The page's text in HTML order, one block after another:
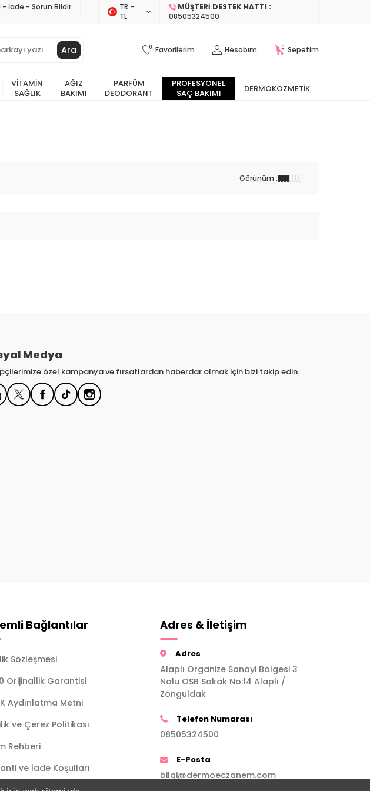
- İade - Sorun Bildir
TR −
TL
MÜŞTERI DESTEK HATTI :
08505324500
Ara 0 Favorilerim Hesabım 0 Sepetim
VITAMIN
SAĞLIK
AĞIZ
BAKIMI
PARFÜM
DEODORANT
PROFESYONEL
SAÇ BAKIMI
DERMOKOZMETIK
Görünüm :
Medya
özel kampanya ve fırsatlardan haberdar olmak için bizi takip edin.
Bağlantılar
Sözleşmesi
Orijinallik Garantisi
Aydınlatma Metni
ve Çerez Politikası
Rehberi
ve İade Koşulları
Adres & İletişim
Adres
Alaplı Organize Sanayi Bölgesi 3
Nolu OSB Sokak No:14 Alaplı /
Zonguldak
Telefon Numarası
08505324500
E-Posta
bilgi@dermoeczanem.com